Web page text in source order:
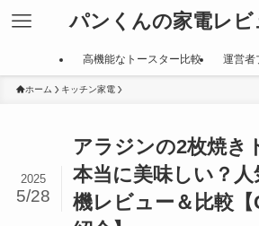
パンくんの家電レビ
高機能なトースター比較 運営者
ホーム キッチン家電
アラジンの2枚焼き
本当に美味しい？
機レビュー＆比較【
2025
5/28